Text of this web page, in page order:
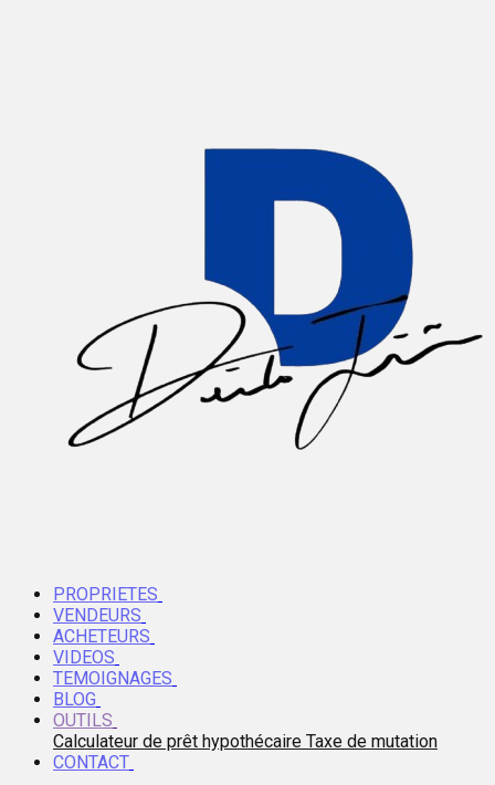
PROPRIETES
VENDEURS
ACHETEURS
VIDEOS
TEMOIGNAGES
BLOG
OUTILS
Calculateur de prêt hypothécaire Taxe de mutation
CONTACT